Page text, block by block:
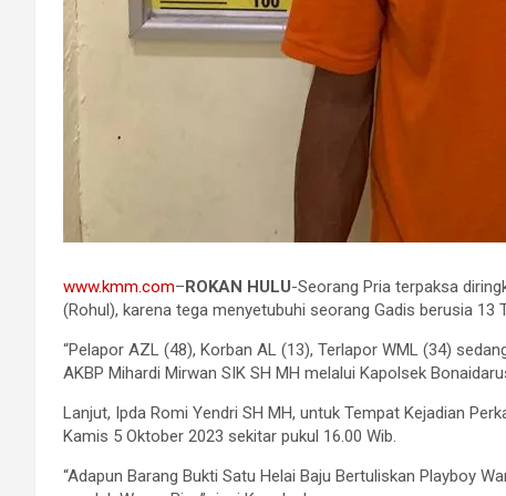
www.kmm.com– ROKAN HULU-Seorang Pria terpaksa
(Rohul), karena tega menyetubuhi seorang Gadis berusia 13
“Pelapor AZL (48), Korban AL (13), Terlapor WML (34)
AKBP Mihardi Mirwan SIK SH MH melalui Kapolsek
Lanjut, Ipda Romi Yendri SH MH, untuk Tempat Kejadian
Kamis 5 Oktober 2023 sekitar pukul 16.00 Wib.
“Adapun Barang Bukti Satu Helai Baju Bertuliskan Playboy